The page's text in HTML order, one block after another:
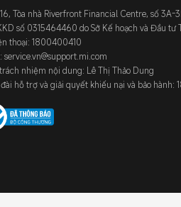
Tòa nhà Riverfront Financial Centre, số
số 0315464460 do Sở Kế hoạch và Đầu
thoại: 1800400410
service.vn@support.mi.com
nhiệm nội dung: Lê Thị Thảo Dung
hỗ trợ và giải quyết khiếu nại và bảo